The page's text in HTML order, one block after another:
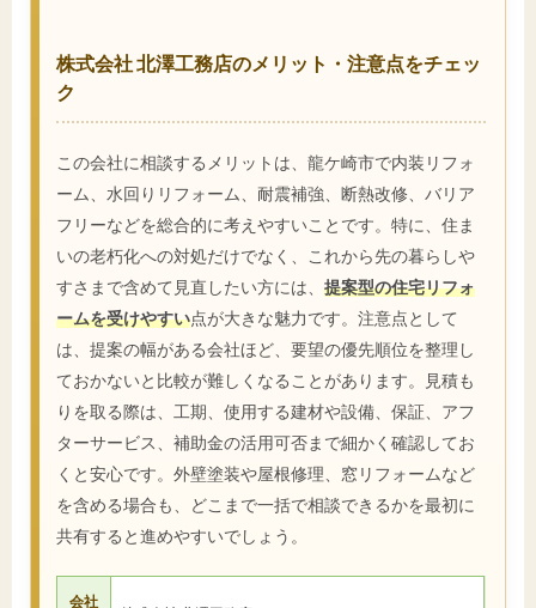
株式会社 北澤工務店のメリット・注意点をチェッ
ク
この会社に相談するメリットは、龍ケ崎市で内装リフォ
ーム、水回りリフォーム、耐震補強、断熱改修、バリア
フリーなどを総合的に考えやすいことです。特に、住ま
いの老朽化への対処だけでなく、これから先の暮らしや
すさまで含めて見直したい方には、 提案型の住宅リフォ
ームを受けやすい点が大きな魅力です。注意点として
は、提案の幅がある会社ほど、要望の優先順位を整理し
ておかないと比較が難しくなることがあります。見積も
りを取る際は、工期、使用する建材や設備、保証、アフ
ターサービス、補助金の活用可否まで細かく確認してお
くと安心です。外壁塗装や屋根修理、窓リフォームなど
を含める場合も、どこまで一括で相談できるかを最初に
共有すると進めやすいでしょう。
会社